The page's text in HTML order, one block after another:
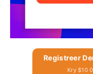
Registreer
Kry $10